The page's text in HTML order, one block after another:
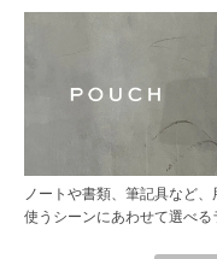
ノートや書類、筆記具など
使うシーンにあわせて選べる